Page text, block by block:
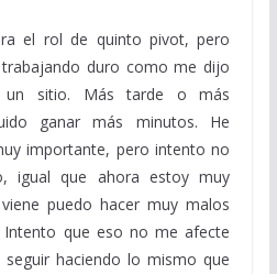
el rol de quinto pivot, pero
duro como me dijo
un sitio. Más tarde o más
ganar más minutos. He
importante, pero intento no
igual que ahora estoy muy
puedo hacer muy malos
que eso no me afecte
haciendo lo mismo que